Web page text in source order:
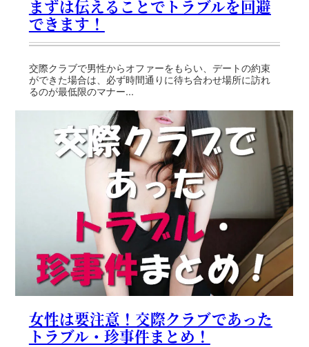
まずは伝えることでトラブルを回避
できます！
交際クラブで男性からオファーをもらい、デートの約束
ができた場合は、必ず時間通りに待ち合わせ場所に訪れ
るのが最低限のマナー...
女性は要注意！交際クラブであった
トラブル・珍事件まとめ！